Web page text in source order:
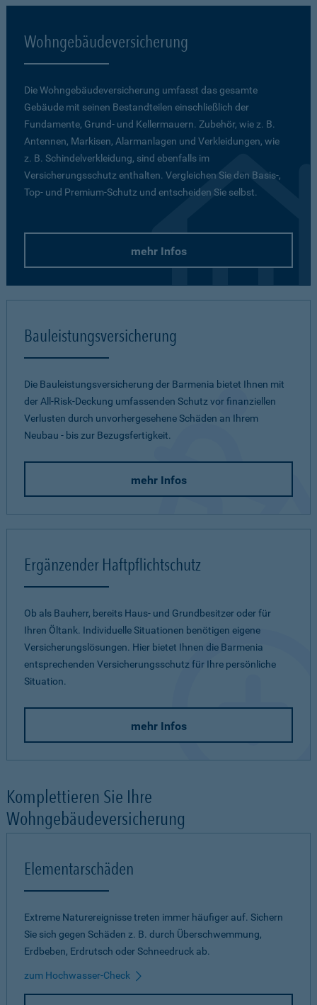
Wohngebäudeversicherung
Die Wohngebäudeversicherung umfasst das gesamte
Gebäude mit seinen Bestandteilen einschließlich der
Fundamente, Grund- und Kellermauern. Zubehör, wie z. B.
Antennen, Markisen, Alarmanlagen und Verkleidungen, wie
z. B. Schindelverkleidung, sind ebenfalls im
Versicherungsschutz enthalten. Vergleichen Sie den Basis-,
Top- und Premium-Schutz und entscheiden Sie selbst.
mehr Infos
Bauleistungsversicherung
Die Bauleistungsversicherung der Barmenia bietet Ihnen mit
der All-Risk-Deckung umfassenden Schutz vor finanziellen
Verlusten durch unvorhergesehene Schäden an Ihrem
Neubau - bis zur Bezugsfertigkeit.
mehr Infos
Ergänzender Haftpflichtschutz
Ob als Bauherr, bereits Haus- und Grundbesitzer oder für
Ihren Öltank. Individuelle Situationen benötigen eigene
Versicherungslösungen. Hier bietet Ihnen die Barmenia
entsprechenden Versicherungsschutz für Ihre persönliche
Situation.
mehr Infos
Komplettieren Sie Ihre
Wohngebäudeversicherung
Elementarschäden
Extreme Naturereignisse treten immer häufiger auf. Sichern
Sie sich gegen Schäden z. B. durch Überschwemmung,
Erdbeben, Erdrutsch oder Schneedruck ab.
zum Hochwasser-Check